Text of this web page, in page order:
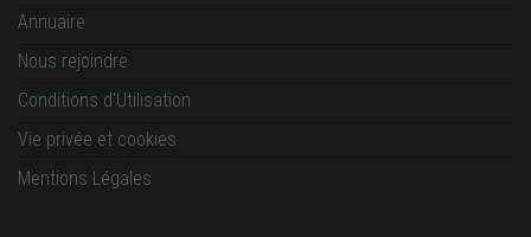
DAIMLER
DE LA CHAPELLE
Annuaire
Nous rejoindre
Conditions d'Utilisation
Vie privée et cookies
Mentions Légales